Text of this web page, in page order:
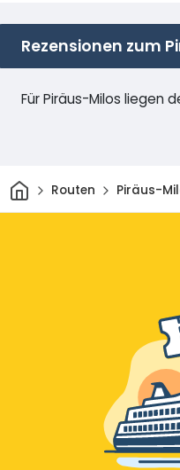
Rezensionen zum
Für Piräus-Milos liegen
HeimRouten Piräus-